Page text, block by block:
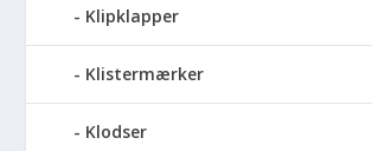
Klipklapper
Klistermærker
Klodser